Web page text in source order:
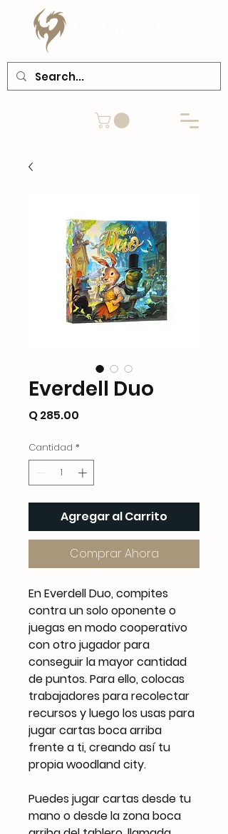
Everdell Duo
Q 285.00
Cantidad *
Agregar al Carrito
Comprar Ahora
En Everdell Duo, compites
contra un solo oponente o
juegas en modo cooperativo
con otro jugador para
conseguir la mayor cantidad
de puntos. Para ello, colocas
trabajadores para recolectar
recursos y luego los usas para
jugar cartas boca arriba
frente a ti, creando así tu
propia woodland city.
Puedes jugar cartas desde tu
mano o desde la zona boca